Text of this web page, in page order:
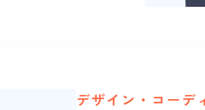
デザイン・コーデ